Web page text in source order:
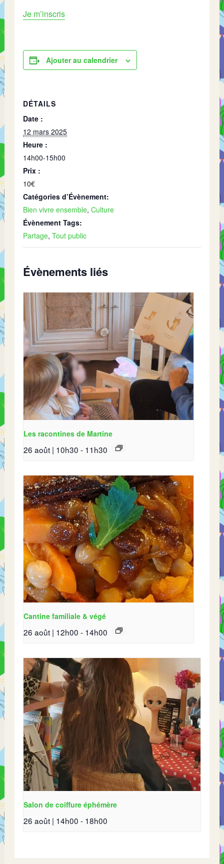
Je m’inscris
Ajouter au calendrier
DÉTAILS
Date :
12 mars 2025
Heure :
14h00-15h00
Prix :
10€
Catégories d’Évènement:
Bien vivre ensemble,Culture
Évènement Tags:
Partage,Tout public
Évènements liés
Les racontines de Martine
26 août | 10h30 - 11h30
Cantine familiale & végé
26 août | 12h00 - 14h00
Salon de coiffure éphémère
26 août | 14h00 - 18h00